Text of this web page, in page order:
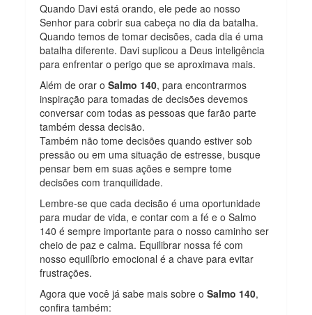
Quando Davi está orando, ele pede ao nosso
Senhor para cobrir sua cabeça no dia da batalha.
Quando temos de tomar decisões, cada dia é uma
batalha diferente. Davi suplicou a Deus inteligência
para enfrentar o perigo que se aproximava mais.
Além de orar oSalmo 140, para encontrarmos
inspiração para tomadas de decisões devemos
conversar com todas as pessoas que farão parte
também dessa decisão.
Também não tome decisões quando estiver sob
pressão ou em uma situação de estresse, busque
pensar bem em suas ações e sempre tome
decisões com tranquilidade.
Lembre-se que cada decisão é uma oportunidade
para mudar de vida, e contar com a fé e o Salmo
140 é sempre importante para o nosso caminho ser
cheio de paz e calma. Equilibrar nossa fé com
nosso equilíbrio emocional é a chave para evitar
frustrações.
Agora que você já sabe mais sobre oSalmo 140,
confira também: